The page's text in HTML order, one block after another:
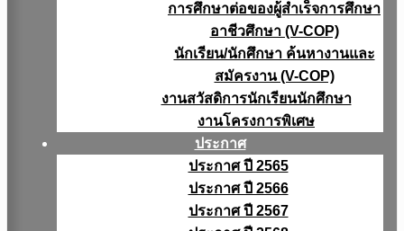
การศึกษาต่อของผู้สำเร็จการศึกษา
อาชีวศึกษา (V-COP)
นักเรียน/นักศึกษา ค้นหางานและ
สมัครงาน (V-COP)
งานสวัสดิการนักเรียนนักศึกษา
งานโครงการพิเศษ
ประกาศ
ประกาศ ปี 2565
ประกาศ ปี 2566
ประกาศ ปี 2567